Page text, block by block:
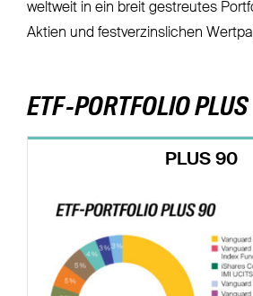
weltweit in ein breit gestreutes
Aktien und festverzinslichen
ETF-PORTFOLIO PLUS
PLUS 90